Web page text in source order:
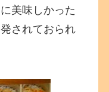
美味しかった
されておられ